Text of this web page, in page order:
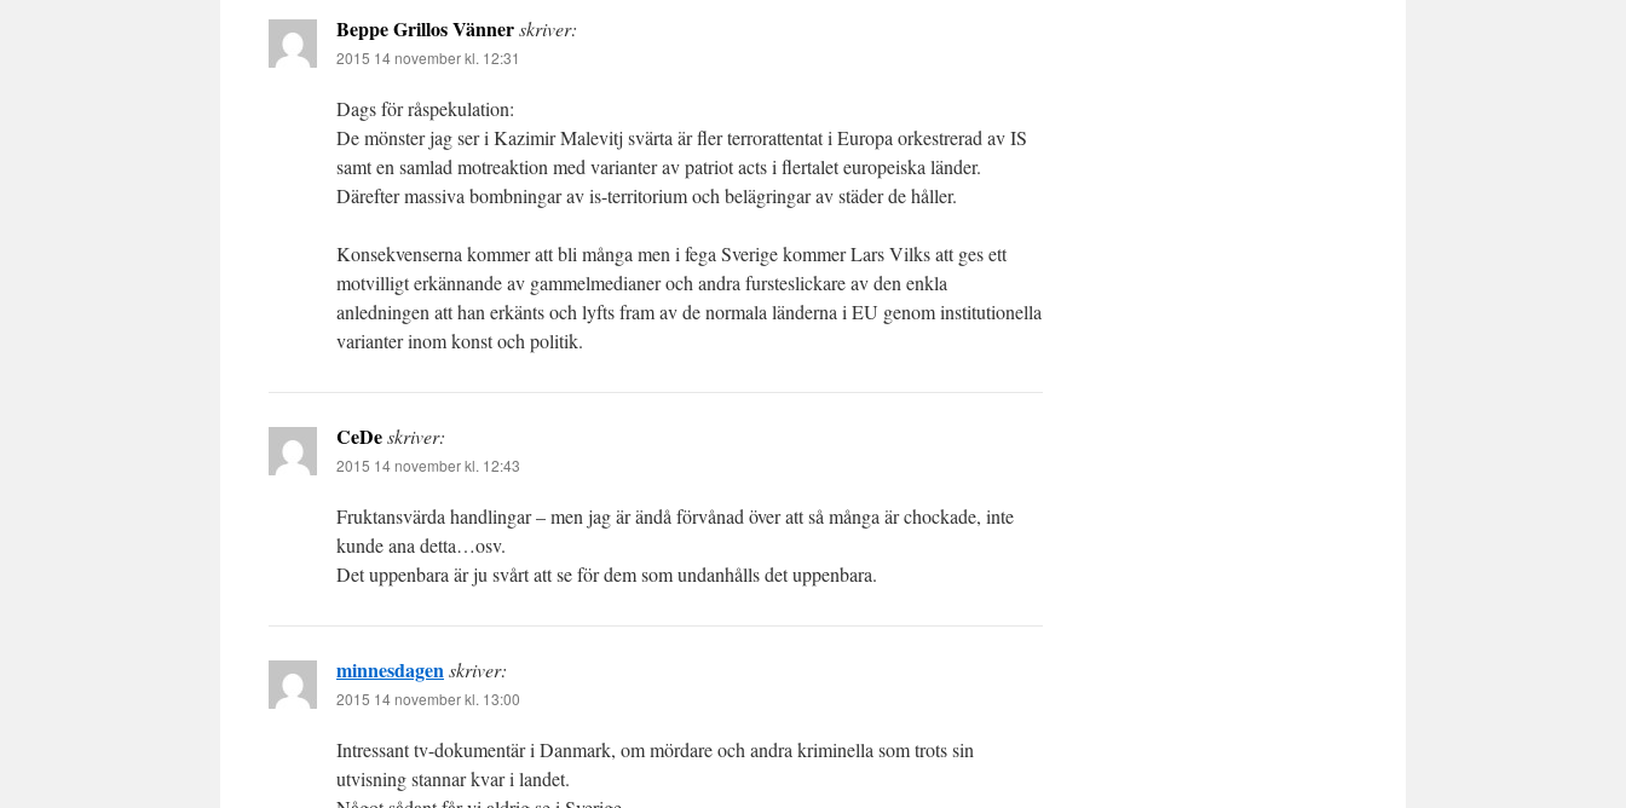
Beppe Grillos Vännerskriver:
2015 14 november kl. 12:31
Dags för råspekulation:
De mönster jag ser i Kazimir Malevitj svärta är fler terrorattentat i Europa orkestrerad av IS
samt en samlad motreaktion med varianter av patriot acts i flertalet europeiska länder.
Därefter massiva bombningar av is-territorium och belägringar av städer de håller.
Konsekvenserna kommer att bli många men i fega Sverige kommer Lars Vilks att ges ett
motvilligt erkännande av gammelmedianer och andra fursteslickare av den enkla
anledningen att han erkänts och lyfts fram av de normala länderna i EU genom institutionella
varianter inom konst och politik.
CeDeskriver:
2015 14 november kl. 12:43
Fruktansvärda handlingar – men jag är ändå förvånad över att så många är chockade, inte
kunde ana detta…osv.
Det uppenbara är ju svårt att se för dem som undanhålls det uppenbara.
minnesdagenskriver:
2015 14 november kl. 13:00
Intressant tv-dokumentär i Danmark, om mördare och andra kriminella som trots sin
utvisning stannar kvar i landet.